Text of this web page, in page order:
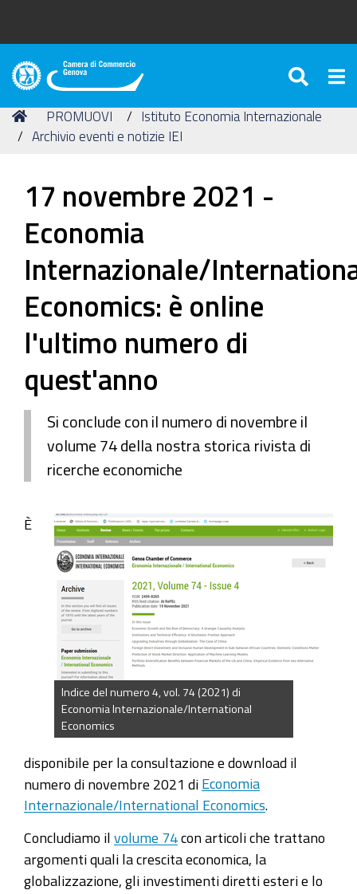
Camera
Commercio
di
Tu
sei
Home
PROMUOVI
Istituto Economia Internazionale
Archivio eventi e notizie IEI
17 novembre 2021 -
Economia
Internazionale/
Economics: è online
l'ultimo numero di
quest'anno
Si conclude con il numero di novembre il
volume 74 della nostra storica rivista di
ricerche economiche
Indice del numero 4, vol. 74 (2021) di
Economia Internazionale/International
Economics
È
disponibile per la consultazione e download il
numero di novembre 2021 di Economia
Internazionale/International Economics.
Concludiamo il volume 74 con articoli che trattano
argomenti quali la crescita economica, la
globalizzazione, gli investimenti diretti esteri e lo